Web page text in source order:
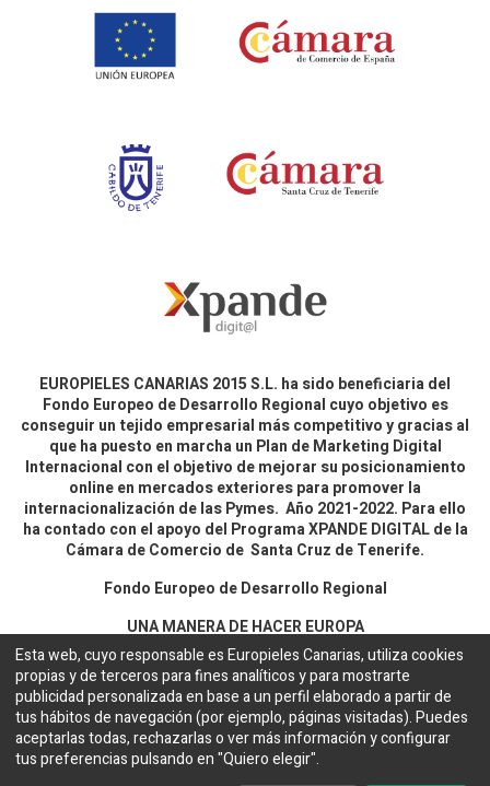
EUROPIELES CANARIAS 2015 S.L. ha sido beneficiaria del
Fondo Europeo de Desarrollo Regional cuyo objetivo es
conseguir un tejido empresarial más competitivo y gracias al
que ha puesto en marcha un Plan de Marketing Digital
Internacional con el objetivo de mejorar su posicionamiento
online en mercados exteriores para promover la
internacionalización de las Pymes. Año 2021-2022. Para ello
ha contado con el apoyo del Programa XPANDE DIGITAL de la
Cámara de Comercio de Santa Cruz de Tenerife.
Fondo Europeo de Desarrollo Regional
UNA MANERA DE HACER EUROPA
Aviso legal y política de privacidad
Copyright © EUROPIELES CANARIAS 2015 S.L.
Esta web, cuyo responsable es Europieles Canarias, utiliza cookies
propias y de terceros para fines analíticos y para mostrarte
publicidad personalizada en base a un perfil elaborado a partir de
tus hábitos de navegación (por ejemplo, páginas visitadas). Puedes
aceptarlas todas, rechazarlas o ver más información y configurar
tus preferencias pulsando en "Quiero elegir".